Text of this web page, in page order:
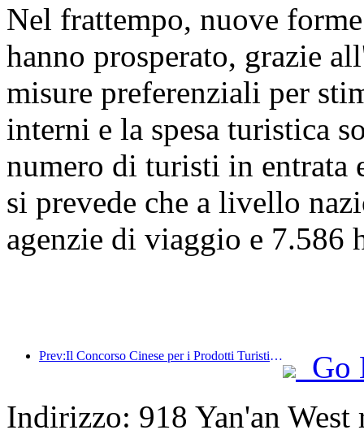
Nel frattempo, nuove
hanno prosperato, grazie
misure preferenziali per
interni e la spesa turistica
numero di turisti in entrata
si prevede che a livello
agenzie di viaggio e 7.586
Prev:Il Concorso Cinese per i Prodotti Turistici si è svolto con successo a Xiangtan, nello Hunan.
Go
Indirizzo: 918 Yan'an